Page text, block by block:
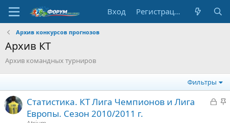
Вход Регистрация
Архив конкурсов прогнозов
Архив КТ
Архив командных турниров
Фильтры
З
З
Статистика. КТ Лига Чемпионов и Лига
Европы. Сезон 2010/2011 г.